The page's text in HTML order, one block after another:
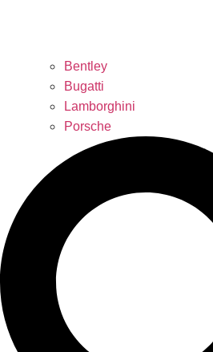
Bentley
Bugatti
Lamborghini
Porsche